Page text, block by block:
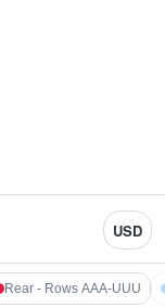
USD
Rear - Rows AAA-UUU